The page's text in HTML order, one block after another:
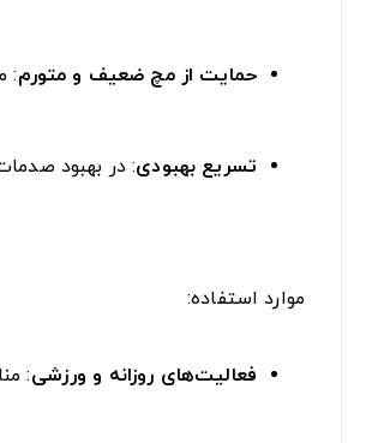
حمایت از مچ ضعیف و متورم:
تسریع بهبودی: در بهبود
موارد استفاده:
فعالیت‌های روزانه و ورزشی: